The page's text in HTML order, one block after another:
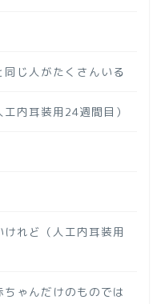
じ人がたくさんいる
内耳装用24週間目）
れど（人工内耳装用
ちゃんだけのものでは